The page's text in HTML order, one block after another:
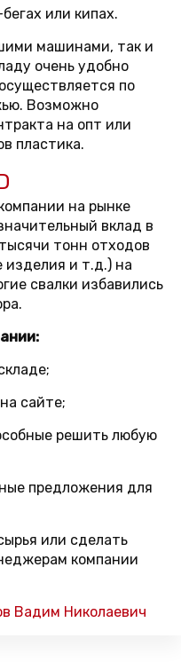
или кипах.
машинами, так и
очень удобно
по
Возможно
на опт или
пластика.
на рынке
вклад в
тонн отходов
изделия и т.д.) на
свалки избавились
сайте;
решить любую
предложения для
или сделать
компании
Вадим Николаевич